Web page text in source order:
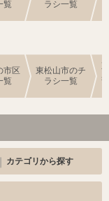
覧
ラシ一覧
市区
覧
東松山市のチ
ラシ一覧
カテゴリから探す